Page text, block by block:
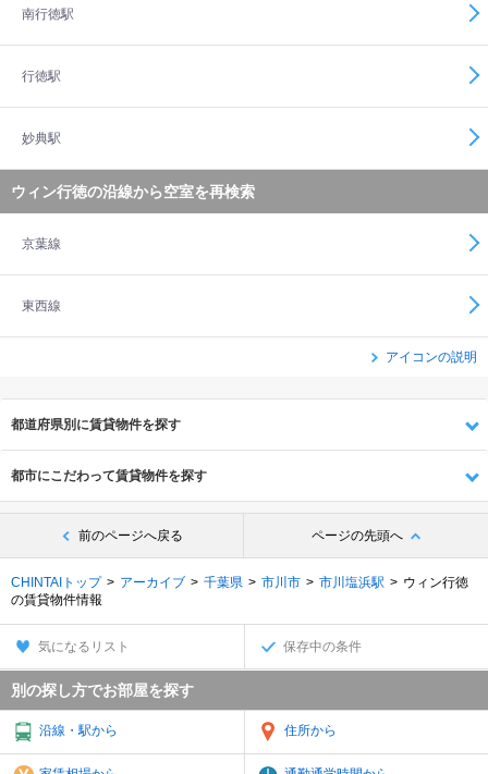
南行徳駅
行徳駅
妙典駅
ウィン行徳の沿線から空室を再検索
京葉線
東西線
アイコンの説明
都道府県別に賃貸物件を探す
都市にこだわって賃貸物件を探す
前のページへ戻る ページの先頭へ
CHINTAIトップ アーカイブ 千葉県 市川市 市川塩浜駅
ウィン行徳
の賃貸物件情報
気になるリスト 保存中の条件
別の探し方でお部屋を探す
沿線・駅から 住所から